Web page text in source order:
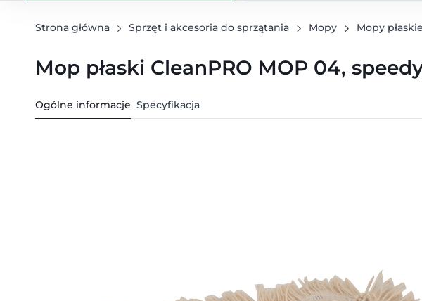
Strona główna Sprzęt i akcesoria do sprzątania Mopy Mopy płaskie
Mop płaski CleanPRO MOP 04,
Ogólne informacje Specyfikacja